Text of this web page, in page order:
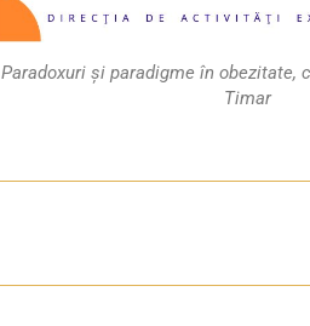
Paradoxuri și paradigme în obezitate,
Timar